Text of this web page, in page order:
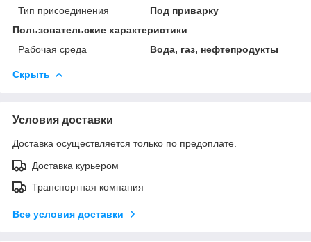
Тип присоединения
Под приварку
Пользовательские характеристики
Рабочая среда
Вода, газ, нефтепродукты
Скрыть
Условия доставки
Доставка осуществляется только по предоплате.
Доставка курьером
Транспортная компания
Все условия доставки